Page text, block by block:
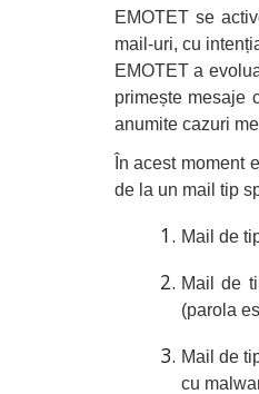
EMOTET se
mail-uri, cu
EMOTET a
primește mesaje
anumite cazuri
În acest moment
de la un mail tip
Mail de
Mail de
(parola
Mail de
cu